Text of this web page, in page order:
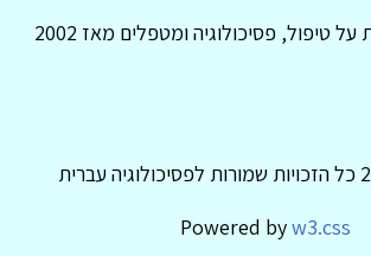
טיפול, פסיכולוגיה ומטפלים מאז 2002
Powered byw3.css